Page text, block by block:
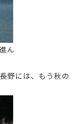
ん
野には、もう秋の